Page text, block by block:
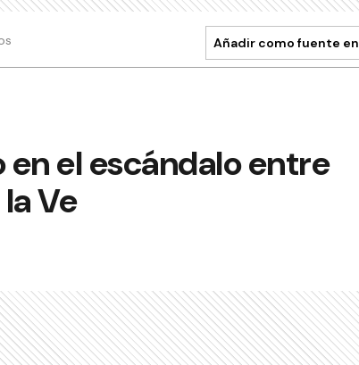
Añadir como fuente en
el escándalo entre
Ve